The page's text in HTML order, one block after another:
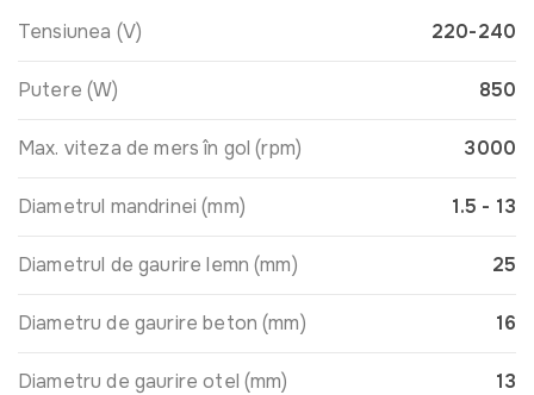
Tensiunea (V) 220-240
Putere (W) 850
Max. viteza de mers în gol (rpm) 3000
Diametrul mandrinei (mm) 1.5 - 13
Diametrul de gaurire lemn (mm) 25
Diametru de gaurire beton (mm) 16
Diametru de gaurire otel (mm) 13